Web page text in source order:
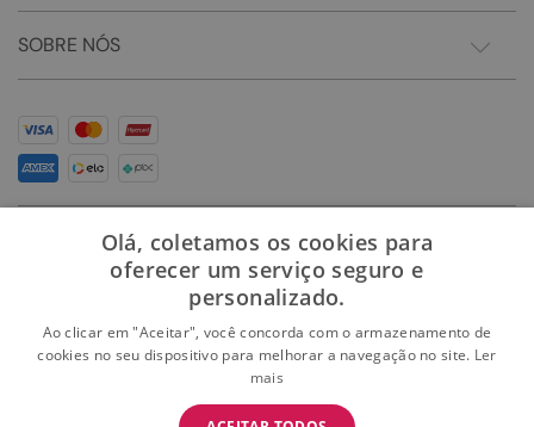
BAIXE O APP
SOBRE NÓS
Somos Sonho LTDA - Estrada do Campo D'areia, 182 - Pechincha - Rio de Janeiro/RJ -
Olá, coletamos os cookies para
oferecer um serviço seguro e
personalizado.
Ao clicar em "Aceitar", você concorda com o armazenamento de
cookies no seu dispositivo para melhorar a navegação no site. Ler
mais